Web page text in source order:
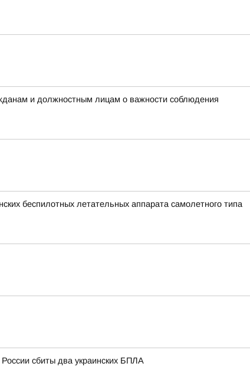
и должностным лицам о важности соблюдения
беспилотных летательных аппарата самолетного типа
сбиты два украинских БПЛА